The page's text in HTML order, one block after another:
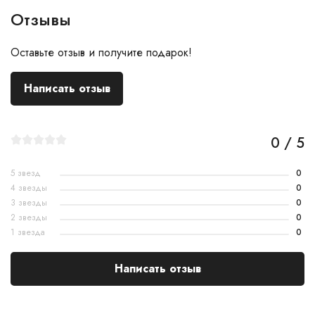
Отзывы
Оставьте отзыв и получите подарок!
Написать отзыв
0 / 5
5 звезд
0
4 звезды
0
3 звезды
0
2 звезды
0
1 звезда
0
Написать отзыв